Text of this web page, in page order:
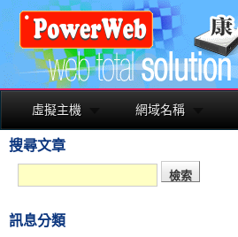
虛擬主機 網域名稱
搜尋文章
訊息分類